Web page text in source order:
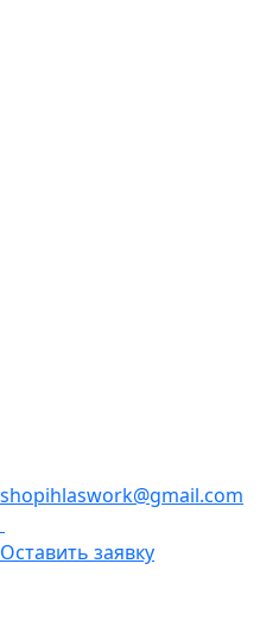
shopihlaswork@gmail.com
Оставить заявку